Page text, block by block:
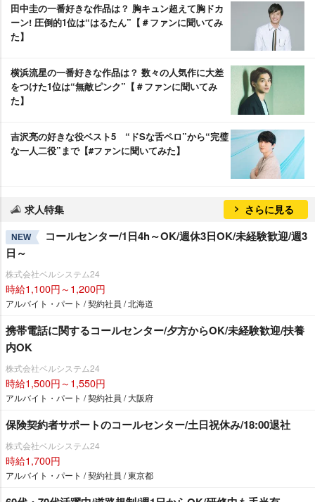
田中圭の一番好きな作品は？ 胸キュン超えて胸ドカ
ーン! 圧倒的1位は“はるたん”【＃ファンに聞いてみ
た】
横浜流星の一番好きな作品は？ 数々の人気作に大差
をつけた1位は“無敵ピンク”【＃ファンに聞いてみ
た】
吉沢亮の好きな役ベスト5 “ドSな舌ペロ”から“完璧
な一人二役”まで【#ファンに聞いてみた】
求人特集 さらに見る
NEW
コールセンター/1日4h～OK/週休3日OK/未経験歓迎/週3
日～
株式会社ベルシステム24
時給1,100円～1,200円
アルバイト・パート / 契約社員 / 北海道
携帯電話に関するコールセンター/夕方からOK/未経験歓迎/扶養
内OK
株式会社ベルシステム24
時給1,500円～1,550円
アルバイト・パート / 契約社員 / 大阪府
保険契約者サポートのコールセンター/土日祝休み/18:00退社
株式会社ベルシステム24
時給1,700円
アルバイト・パート / 契約社員 / 東京都